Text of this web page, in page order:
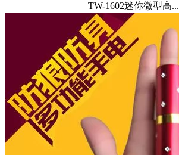
TW-1602迷你微型高...